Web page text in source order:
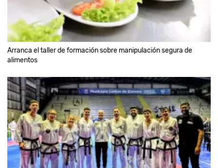
Arranca el taller de formación sobre manipulación segura de
alimentos